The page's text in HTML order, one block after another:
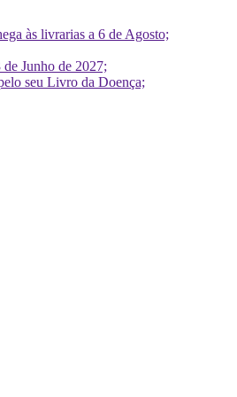
às livrarias a 6 de Agosto;
Junho de 2027;
seu Livro da Doença;